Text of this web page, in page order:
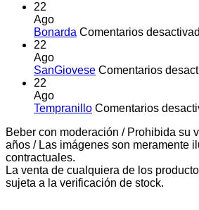
22
Ago
Bonarda Comentarios
22
Ago
SanGiovese Comentarios
22
Ago
Tempranillo Comentarios
Beber con moderación / Prohibida su
años / Las imágenes son meramente
contractuales.
La venta de cualquiera de los
sujeta a la verificación de stock.